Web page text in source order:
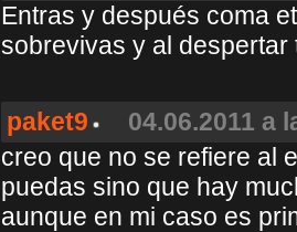
Entras y después coma
sobrevivas y al
paket9
04.06.2011 a
creo que no se refiere al
puedas sino que hay
aunque en mi caso es